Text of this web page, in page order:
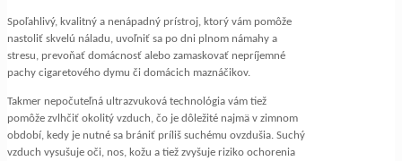
Spoľahlivý, kvalitný a nenápadný prístroj, ktorý vám pomôže
nastoliť skvelú náladu, uvoľniť sa po dni plnom námahy a
stresu, prevoňať domácnosť alebo zamaskovať nepríjemné
pachy cigaretového dymu či domácich maznáčikov.
Takmer nepočuteľná ultrazvuková technológia vám tiež
pomôže zvlhčiť okolitý vzduch, čo je dôležité najmä v zimnom
období, kedy je nutné sa brániť príliš suchému ovzdušia. Suchý
vzduch vysušuje oči, nos, kožu a tiež zvyšuje riziko ochorenia